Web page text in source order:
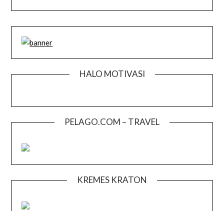
HALO MOTIVASI
PELAGO.COM – TRAVEL
KREMES KRATON